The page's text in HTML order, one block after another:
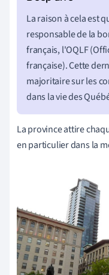
La raison à cela est
responsable de la
français, l'OQLF
française). Cette
majoritaire sur les
dans la vie des
La province attire
en particulier dans la